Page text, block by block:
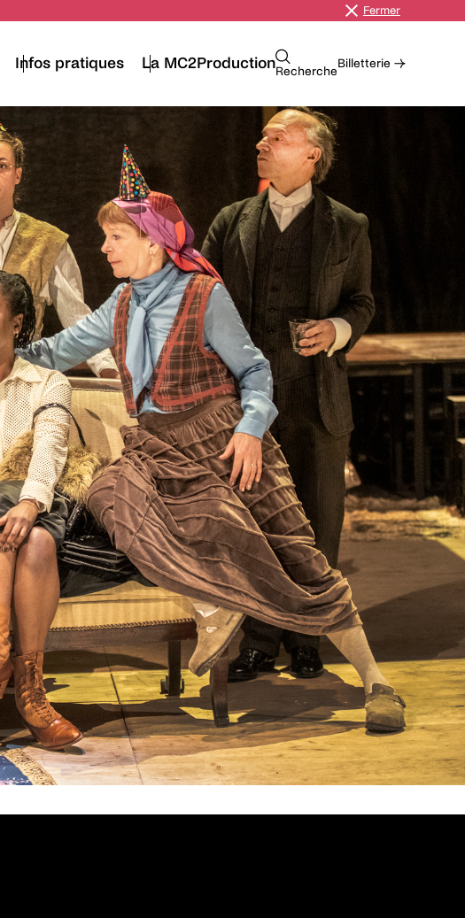
Fermer
Infos pratiques La MC2ProductionRecherche
Billetterie →